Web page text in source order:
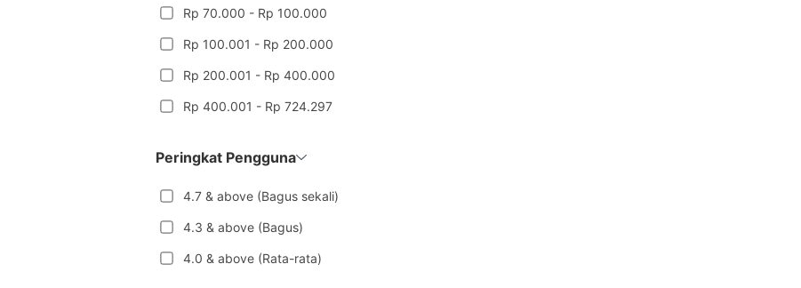
Rp 70.000 - Rp 100.000
Rp 100.001 - Rp 200.000
Rp 200.001 - Rp 400.000
Rp 400.001 - Rp 724.297
Peringkat Pengguna
4.7 & above (Bagus sekali)
4.3 & above (Bagus)
4.0 & above (Rata-rata)